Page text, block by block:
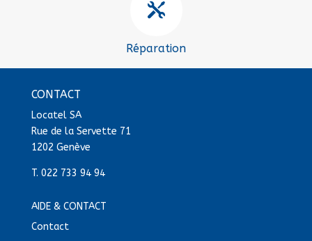

Réparation
CONTACT
Locatel SA
Rue de la Servette 71
1202 Genève
T. 022 733 94 94
AIDE & CONTACT
Contact